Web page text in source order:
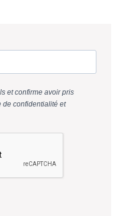
et confirme avoir pris
de confidentialité et